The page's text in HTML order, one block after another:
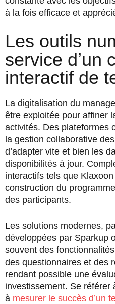
à la fois efficace et
Les outils
service d’un
interactif de
La digitalisation du
être exploitée pour affiner
activités. Des plateformes
la gestion collaborative
d’adapter vite et bien les
disponibilités à jour.
interactifs tels que
construction du
des participants.
Les solutions modernes,
développées par Sparkup
souvent des
des questionnaires et des
rendant possible une
investissement. Se référer
à mesurer le succès d’un